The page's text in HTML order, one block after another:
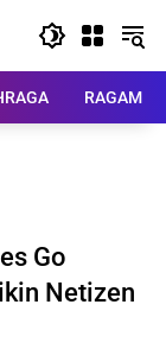
RAGAM
Go
Netizen